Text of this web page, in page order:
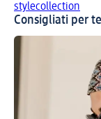
stylecollection
Consigliati per te